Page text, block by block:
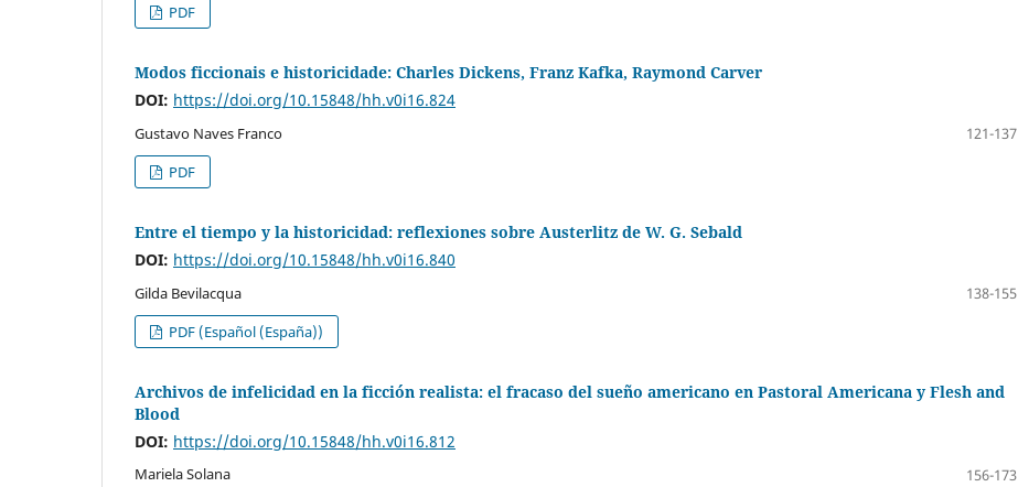
PDF
Modos ficcionais e historicidade: Charles Dickens, Franz Kafka, Raymond Carver
DOI: https://doi.org/10.15848/hh.v0i16.824
Gustavo Naves Franco
121-137
PDF
Entre el tiempo y la historicidad: reflexiones sobre Austerlitz de W. G. Sebald
DOI: https://doi.org/10.15848/hh.v0i16.840
Gilda Bevilacqua
138-155
PDF (Español (España))
Archivos de infelicidad en la ficción realista: el fracaso del sueño americano en Pastoral Americana y Flesh and
Blood
DOI: https://doi.org/10.15848/hh.v0i16.812
Mariela Solana
156-173